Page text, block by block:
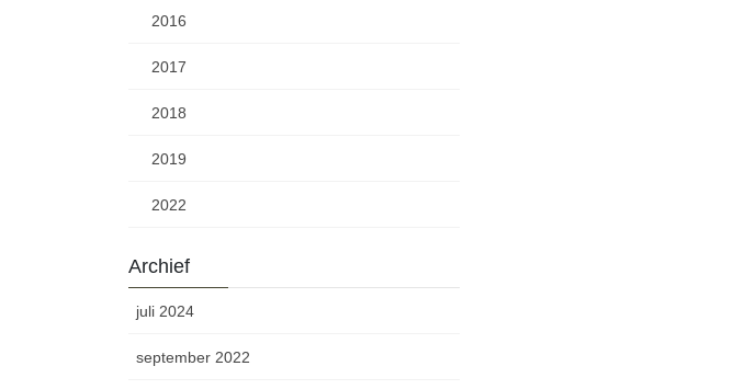
2016
2017
2018
2019
2022
Archief
juli 2024
september 2022